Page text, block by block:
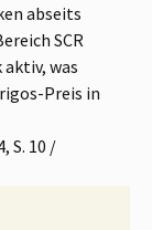
abseits
SCR
was
Preis in
S. 10 /